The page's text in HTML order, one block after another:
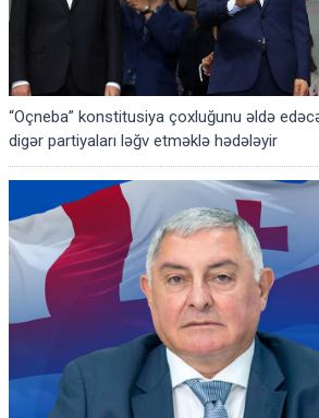
“Oçneba” konstitusiya çoxluğunu əldə
digər partiyaları ləğv etməklə hədələyir